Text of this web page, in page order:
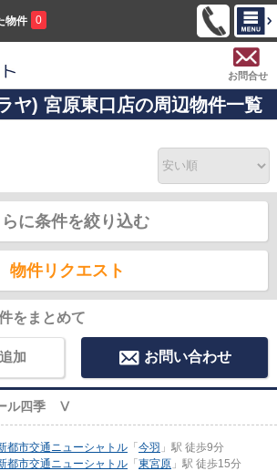
物件 0
お問合せ
ヤ) 宮原東口店の周辺物件一覧
らに条件を絞り込む
物件リクエスト
をまとめて
加 お問い合わせ
ル四季 Ⅴ
都市交通ニューシャトル 「 今羽 」駅 徒歩9分
都市交通ニューシャトル 「 東宮原 」駅 徒歩15分